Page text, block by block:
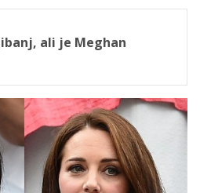
ali je Meghan